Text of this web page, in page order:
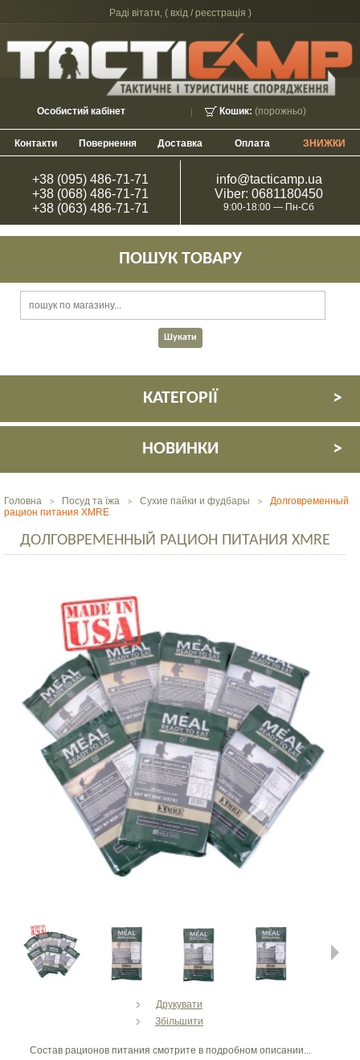
Раді вітати, ( вхід / реєстрація )
Кошик: (порожньо)
Особистий кабінет
Контакти Повернення Доставка Оплата ЗНИЖКИ
+38 (095) 486-71-71
+38 (068) 486-71-71
+38 (063) 486-71-71
info@tacticamp.ua
Viber: 0681180450
9:00-18:00 — Пн-Сб
ПОШУК ТОВАРУ
КАТЕГОРІЇ
НОВИНКИ
Головна > Посуд та їжа > Сухие пайки и фудбары >
Долговременный
рацион питания XMRE
ДОЛГОВРЕМЕННЫЙ РАЦИОН ПИТАНИЯ XMRE
Друкувати
Збільшити
Состав рационов питания смотрите в подробном описании...